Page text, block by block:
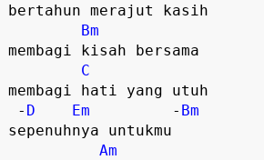
bertahun merajut kasih
Bm
membagi kisah bersama
C
membagi hati yang utuh
- D Em
         -
Bm
sepenuhnya untukmu
Am